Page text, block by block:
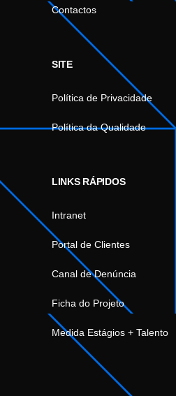
Contactos
SITE
Política de Privacidade
Política da Qualidade
LINKS RÁPIDOS
Intranet
Portal de Clientes
Canal de Denúncia
Ficha do Projeto
Medida Estágios + Talento